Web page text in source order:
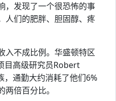
，发现了一个很恐怖的事
人们的肥胖、胆固醇、疼
入不成比例。华盛顿特区
目高级研究员Robert
通勤大约消耗了他们6%
倍百分比。